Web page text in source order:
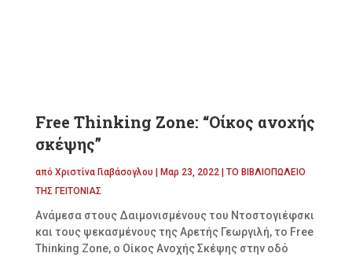
Free Thinking Zone: “Οίκος ανοχής
σκέψης”
από Χριστίνα Γιαβάσογλου Μαρ 23, 2022| ΤΟ ΒΙΒΛΙΟΠΩΛΕΙΟ
ΤΗΣ ΓΕΙΤΟΝΙΑΣ
Ανάμεσα στους Δαιμονισμένους του Ντοστογιέφσκι
και τους ψεκασμένους της Αρετής Γεωργιλή, το Free
Thinking Zone, ο Οίκος Ανοχής Σκέψης στην οδό